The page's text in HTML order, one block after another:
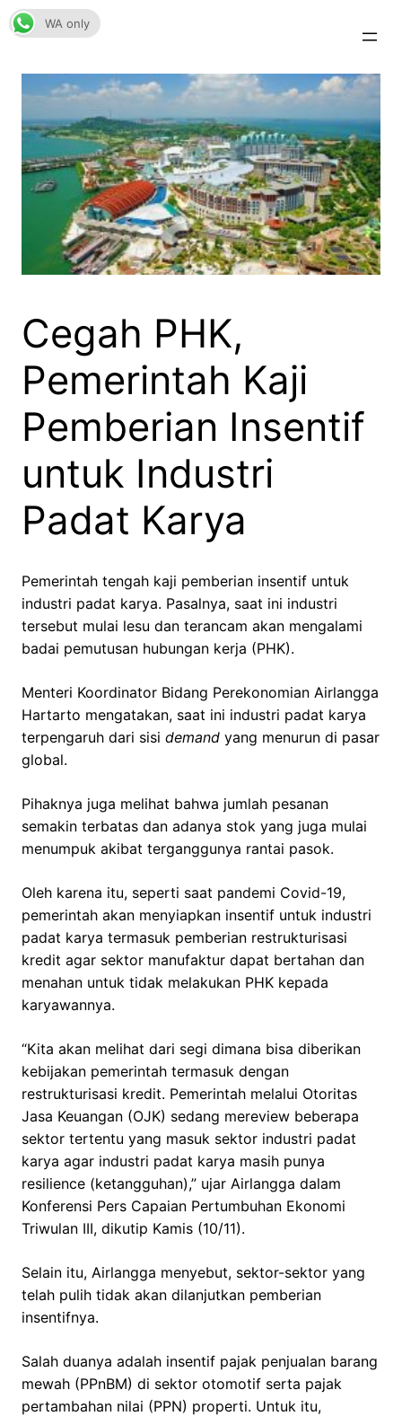
Skip
to
Cegah PHK,
Pemerintah Kaji
Pemberian Insentif
untuk Industri
Padat Karya
Pemerintah tengah kaji pemberian insentif untuk
industri padat karya. Pasalnya, saat ini industri
tersebut mulai lesu dan terancam akan mengalami
badai pemutusan hubungan kerja (PHK).
Menteri Koordinator Bidang Perekonomian Airlangga
Hartarto mengatakan, saat ini industri padat karya
terpengaruh dari sisi demand yang menurun di pasar
global.
Pihaknya juga melihat bahwa jumlah pesanan
semakin terbatas dan adanya stok yang juga mulai
menumpuk akibat terganggunya rantai pasok.
Oleh karena itu, seperti saat pandemi Covid-19,
pemerintah akan menyiapkan insentif untuk industri
padat karya termasuk pemberian restrukturisasi
kredit agar sektor manufaktur dapat bertahan dan
menahan untuk tidak melakukan PHK kepada
karyawannya.
“Kita akan melihat dari segi dimana bisa diberikan
kebijakan pemerintah termasuk dengan
restrukturisasi kredit. Pemerintah melalui Otoritas
Jasa Keuangan (OJK) sedang mereview beberapa
sektor tertentu yang masuk sektor industri padat
karya agar industri padat karya masih punya
resilience (ketangguhan),” ujar Airlangga dalam
Konferensi Pers Capaian Pertumbuhan Ekonomi
Triwulan III, dikutip Kamis (10/11).
Selain itu, Airlangga menyebut, sektor-sektor yang
telah pulih tidak akan dilanjutkan pemberian
insentifnya.
Salah duanya adalah insentif pajak penjualan barang
mewah (PPnBM) di sektor otomotif serta pajak
pertambahan nilai (PPN) properti. Untuk itu,
WA only